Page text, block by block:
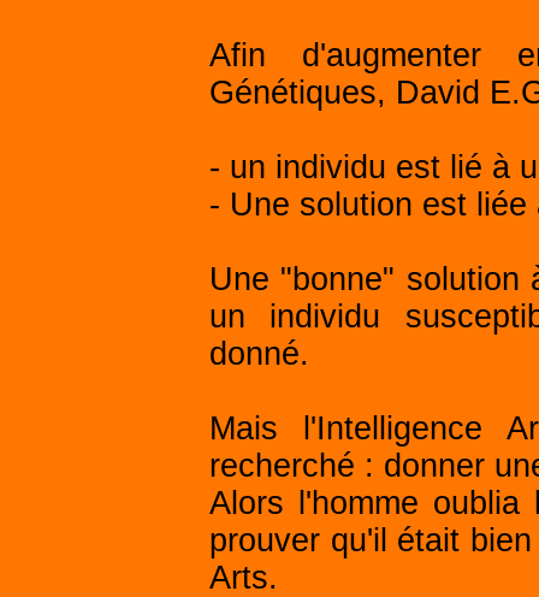
Afin d'augmenter
Génétiques, David
- un individu est lié à
- Une solution est
Une "bonne" solution
un individu
donné.
Mais l'Intelligence
recherché : donner
Alors l'homme oublia
prouver qu'il était
Arts.